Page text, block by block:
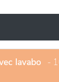
modernes
lavabo -